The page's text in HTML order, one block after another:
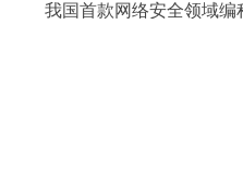
我国首款网络安全领域编